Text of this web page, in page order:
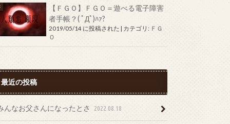
【ＦＧＯ】ＦＧＯ＝遊べる電子障害
者手帳？( ﾟДﾟ)ﾊｧ?
2019/05/14 に投稿された | カテゴリ: ＦＧ
Ｏ
最近の投稿
んなお父さんになったとさ 2022.08.18